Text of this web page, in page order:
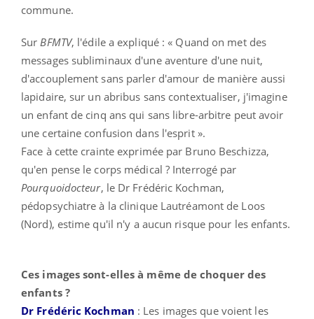
commune.
SurBFMTV, l'édile a expliqué : « Quand on met des
messages subliminaux d'une aventure d'une nuit,
d'accouplement sans parler d'amour de manière aussi
lapidaire, sur un abribus sans contextualiser, j'imagine
un enfant de cinq ans qui sans libre-arbitre peut avoir
une certaine confusion dans l'esprit ».
Face à cette crainte exprimée par Bruno Beschizza,
qu'en pense le corps médical ? Interrogé par
Pourquoidocteur, le Dr Frédéric Kochman,
pédopsychiatre à la clinique Lautréamont de Loos
(Nord), estime qu'il n'y a aucun risque pour les enfants.
Ces images sont-elles à même de choquer des
enfants ?
Dr Frédéric Kochman : Les images que voient les